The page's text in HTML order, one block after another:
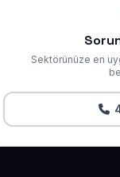
Sektörünüze en